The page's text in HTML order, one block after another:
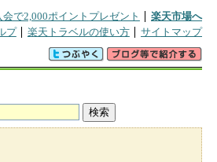
で2,000ポイントプレゼント
楽天市場へ
プ 楽天トラベルの使い方 サイトマップ